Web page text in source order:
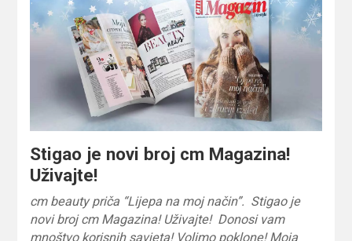
Stigao je novi broj cm Magazina!
Uživajte!
cm beauty priča “Lijepa na moj način”. Stigao je
novi broj cm Magazina! Uživajte! Donosi vam
mnoštvo korisnih savjeta! Volimo poklone! Moja